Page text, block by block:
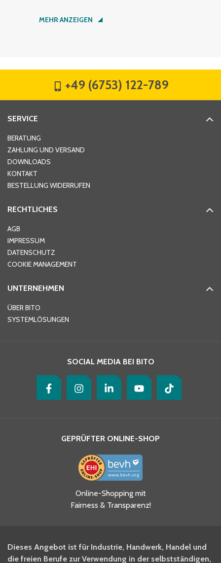
Nachname*
Hausnummer
Ort*
Telefon
Ja, ich habe die
Datenschutzhinweise gelesen
und akzeptiere diese.
BITO Newsletter Fachwissen
MEHR ANZEIGEN
+49 (6753) 122-789
SERVICE
BERATUNG
ZAHLUNG UND VERSAND
DOWNLOADS
KONTAKT
BESTELLUNG WIDERRUFEN
RECHTLICHES
AGB
IMPRESSUM
DATENSCHUTZ
COOKIE MANAGEMENT
UNTERNEHMEN
ÜBER BITO
SYSTEMLÖSUNGEN
SOCIAL MEDIA BEI BITO
GEPRÜFTER ONLINE-SHOP
Online-Shopping mit
Fairness & Transparenz!
Dieses Angebot ist für Industrie, Handwerk, Handel und
die freien Berufe zur Verwendung in der selbstständigen,